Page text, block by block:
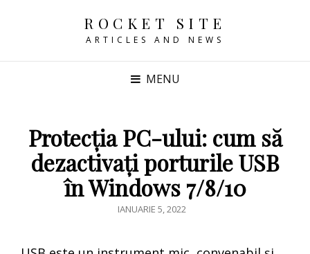
ROCKET SITE
ARTICLES AND NEWS
MENU
Protecția PC-ului: cum să
dezactivați porturile USB
în Windows 7/8/10
POSTED
IANUARIE 5, 2022